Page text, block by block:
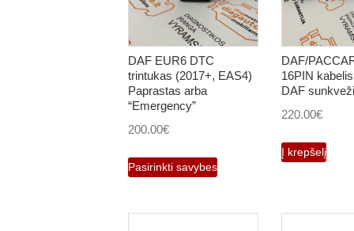
DAF EUR6 DTC
trintukas (2017+, EAS4)
Paprastas arba
“Emergency”
200.00€
Pasirinkti savybes
This
product
DAF/
16PIN
DAF
220.00€
Į krepšelį